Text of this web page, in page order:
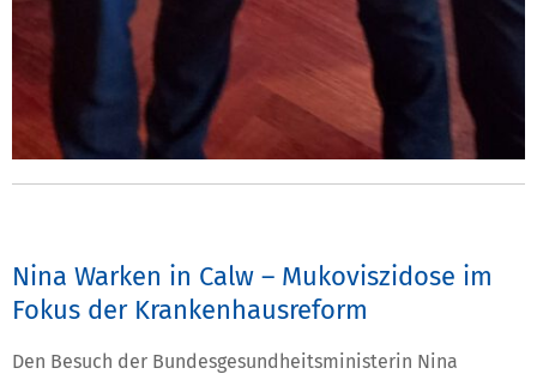
Nina Warken in Calw – Mukoviszidose im
Fokus der Krankenhausreform
Den Besuch der Bundesgesundheitsministerin Nina